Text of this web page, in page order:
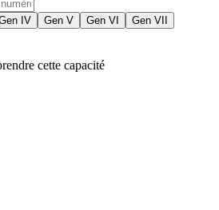
IV Gen V Gen VI
Gen VII
cette capacité